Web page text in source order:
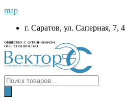
map
г. Саратов, ул. Саперная, 7,